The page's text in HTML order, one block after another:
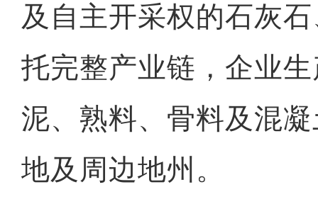
及自主开采权的石灰
托完整产业链，企业
泥、熟料、骨料及混
地及周边地州。